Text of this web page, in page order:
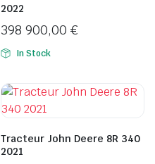
2022
398 900,00 €
In Stock
Tracteur John Deere 8R 340
2021